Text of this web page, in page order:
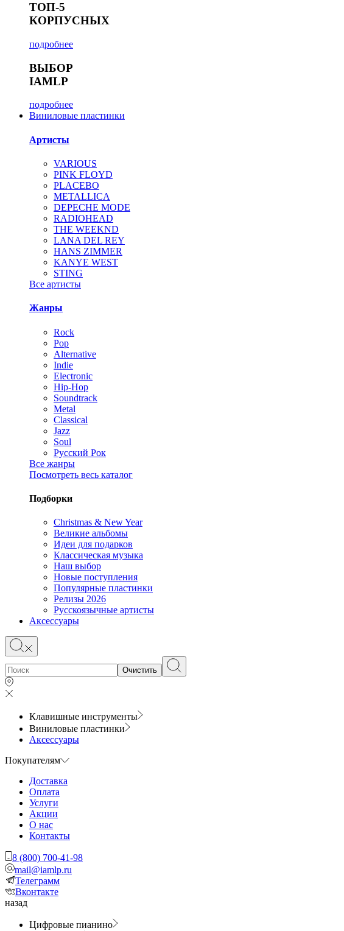
ТОП-5
КОРПУСНЫХ
подробнее
ВЫБОР
IAMLP
подробнее
Виниловые пластинки
Артисты
VARIOUS
PINK FLOYD
PLACEBO
METALLICA
DEPECHE MODE
RADIOHEAD
THE WEEKND
LANA DEL REY
HANS ZIMMER
KANYE WEST
STING
Все артисты
Жанры
Rock
Pop
Alternative
Indie
Electronic
Hip-Hop
Soundtrack
Metal
Classical
Jazz
Soul
Русский Рок
Все жанры
Посмотреть весь каталог
Подборки
Christmas & New Year
Великие альбомы
Идеи для подарков
Классическая музыка
Наш выбор
Новые поступления
Популярные пластинки
Релизы 2026
Русскоязычные артисты
Аксессуары
Очистить
Клавишные инструменты
Виниловые пластинки
Аксессуары
Покупателям
Доставка
Оплата
Услуги
Акции
О нас
Контакты
8 (800) 700-41-98
mail@iamlp.ru
Телеграмм
Вконтакте
назад
Цифровые пианино